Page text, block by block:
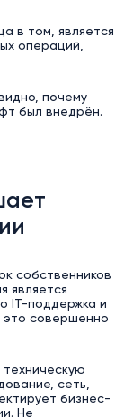
в том, является
операций,
почему
был внедрён.
собственников
является
IT-поддержка и
это совершенно
сеть,
бизнес-
Не